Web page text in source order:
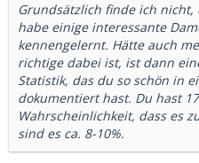
Grundsätzlich finde ich
habe einige interessante
kennengelernt. Hätte auch
richtige dabei ist, ist dann
Statistik, das du so schön in
dokumentiert hast. Du hast
Wahrscheinlichkeit, dass es
sind es ca. 8-10%.